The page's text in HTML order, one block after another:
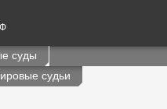
суды
судьи